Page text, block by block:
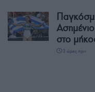
στο
3 ώρες πριν